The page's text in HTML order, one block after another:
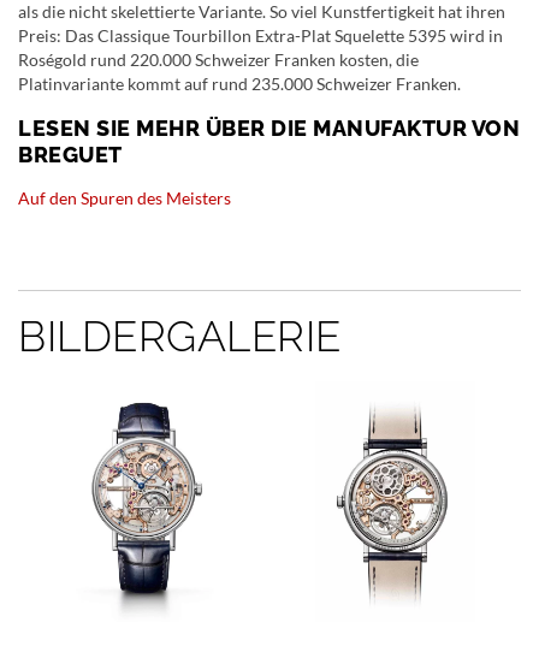
als die nicht skelettierte Variante. So viel Kunstfertigkeit hat ihren
Preis: Das Classique Tourbillon Extra-Plat Squelette 5395 wird in
Roségold rund 220.000 Schweizer Franken kosten, die
Platinvariante kommt auf rund 235.000 Schweizer Franken.
LESEN SIE MEHR ÜBER DIE MANUFAKTUR VON
BREGUET
Auf den Spuren des Meisters
BILDERGALERIE